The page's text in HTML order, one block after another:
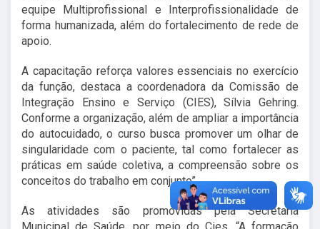
equipe Multiprofissional e Interprofissionalidade de
forma humanizada, além do fortalecimento de rede de
apoio.
A capacitação reforça valores essenciais no exercício
da função, destaca a coordenadora da Comissão de
Integração Ensino e Serviço (CIES), Sílvia Gehring.
Conforme a organização, além de ampliar a importância
do autocuidado, o curso busca promover um olhar de
singularidade com o paciente, tal como fortalecer as
práticas em saúde coletiva, a compreensão sobre os
conceitos do trabalho em conjunto”.
As atividades são promovidas pela Secretaria